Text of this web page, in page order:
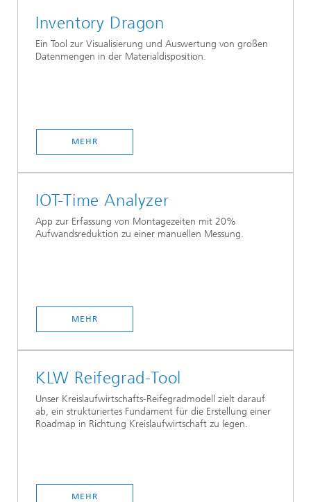
Inventory Dragon
Ein Tool zur Visualisierung und Auswertung von großen
Datenmengen in der Materialdisposition.
MEHR
IOT-Time Analyzer
App zur Erfassung von Montagezeiten mit 20%
Aufwandsreduktion zu einer manuellen Messung.
MEHR
KLW Reifegrad-Tool
Unser Kreislaufwirtschafts-Reifegradmodell zielt darauf
ab, ein strukturiertes Fundament für die Erstellung einer
Roadmap in Richtung Kreislaufwirtschaft zu legen.
MEHR